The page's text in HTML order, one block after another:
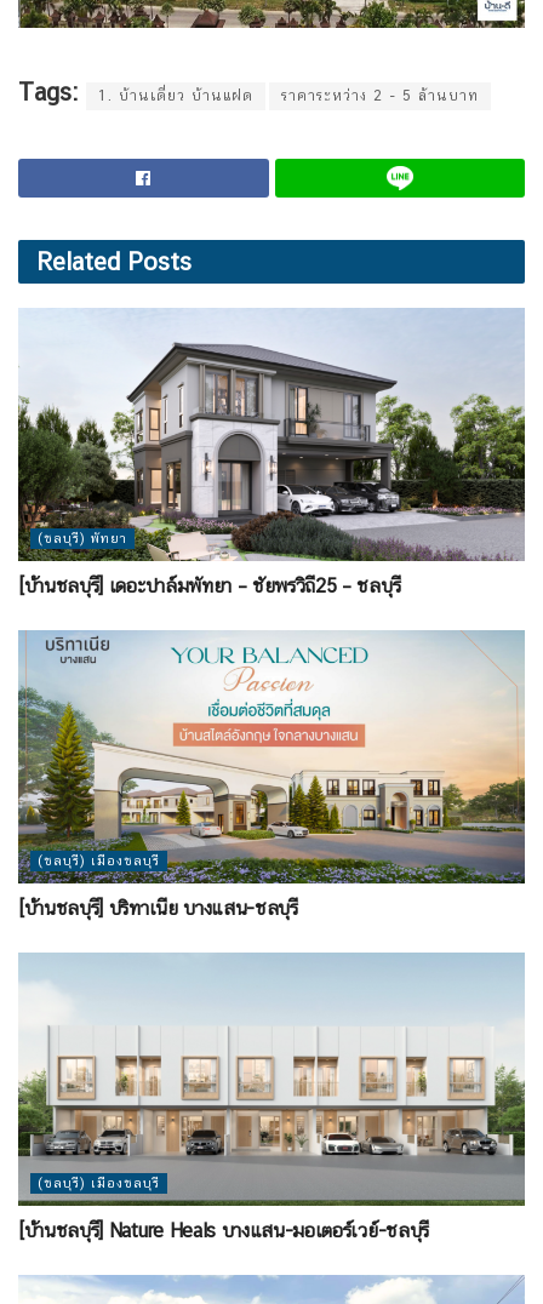
Tags: 1. บ้านเดี่ยว บ้านแฝด ราคาระหว่าง 2 - 5 ล้านบาท
Related Posts
(ชลบุรี) พัทยา
[บ้านชลบุรี] เดอะปาล์มพัทยา – ชัยพรวิถี25 – ชลบุรี
(ชลบุรี) เมืองชลบุรี
[บ้านชลบุรี] บริทาเนีย บางแสน-ชลบุรี
(ชลบุรี) เมืองชลบุรี
[บ้านชลบุรี] Nature Heals บางแสน-มอเตอร์เวย์-ชลบุรี